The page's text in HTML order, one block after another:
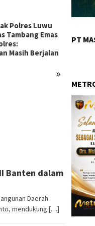
»
Polres Luwu
Tambang Emas
Masih Berjalan
KJM
Banten dalam
Daerah
mendukung […]
PT